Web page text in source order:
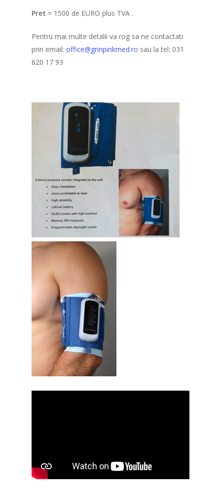
Pret = 1500 de EURO plus TVA .
Pentru mai multe detalii va rog sa ne contactati
prin email: office@grinpinkmed.ro sau la tel: 031
620 17 93